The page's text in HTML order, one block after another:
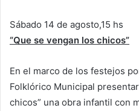
Sábado 14 de agosto,15 hs
“Que se vengan los chicos”
En el marco de los festejos
Folklórico Municipal
chicos” una obra infantil con